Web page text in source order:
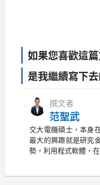
如果您喜歡這
是我繼續寫下
撰文者
范聖武
交大電機碩士，本身
最大的興趣就是研究
勢，利用程式軟體，